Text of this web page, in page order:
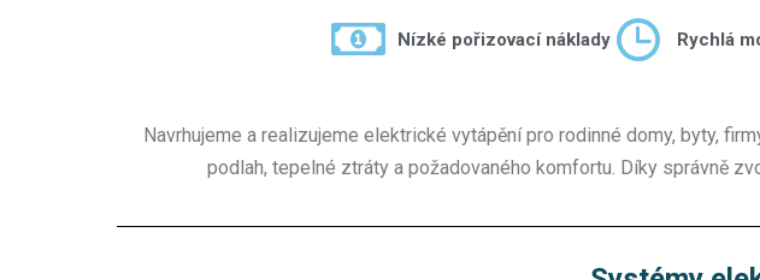
Nízké pořizovací náklady Rychlá
Navrhujeme a realizujeme elektrické vytápění pro rodinné domy, byty,
podlah, tepelné ztráty a požadovaného komfortu. Díky správně